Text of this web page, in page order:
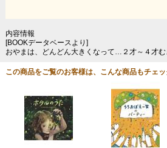
内容情報
[BOOKデータベースより]
おやまは、どんどん大きくなって…２才～４才む
この商品をご覧のお客様は、こんな商品もチェッ